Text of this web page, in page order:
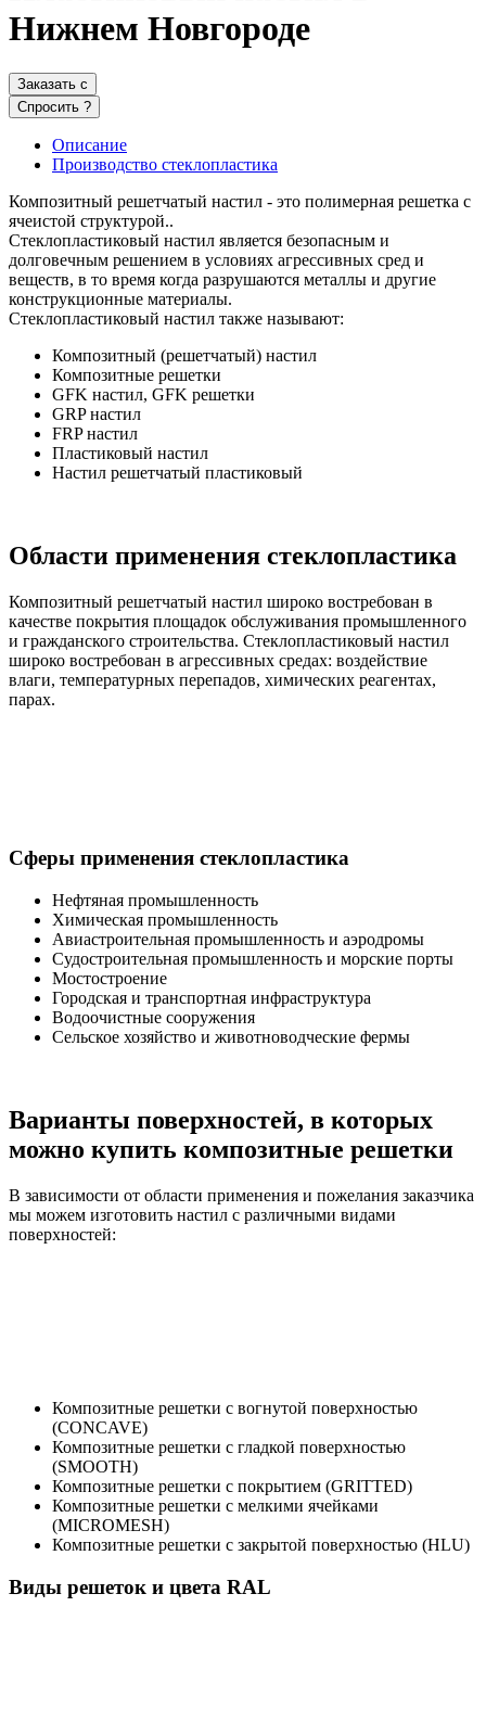
Нижнем Новгороде
Заказать c
Спросить ?
Описание
Производство стеклопластика
Композитный решетчатый настил - это полимерная решетка с
ячеистой структурой..
Стеклопластиковый настил является безопасным и
долговечным решением в условиях агрессивных сред и
веществ, в то время когда разрушаются металлы и другие
конструкционные материалы.
Стеклопластиковый настил также называют:
Композитный (решетчатый) настил
Композитные решетки
GFK настил, GFK решетки
GRP настил
FRP настил
Пластиковый настил
Настил решетчатый пластиковый
Области применения стеклопластика
Композитный решетчатый настил широко востребован в
качестве покрытия площадок обслуживания промышленного
и гражданского строительства. Стеклопластиковый настил
широко востребован в агрессивных средах: воздействие
влаги, температурных перепадов, химических реагентах,
парах.
Сферы применения стеклопластика
Нефтяная промышленность
Химическая промышленность
Авиастроительная промышленность и аэродромы
Судостроительная промышленность и морские порты
Мостостроение
Городская и транспортная инфраструктура
Водоочистные сооружения
Сельское хозяйство и животноводческие фермы
Варианты поверхностей, в которых
можно купить композитные решетки
В зависимости от области применения и пожелания заказчика
мы можем изготовить настил с различными видами
поверхностей:
Композитные решетки с вогнутой поверхностью
(CONCAVE)
Композитные решетки с гладкой поверхностью
(SMOOTH)
Композитные решетки с покрытием (GRITTED)
Композитные решетки с мелкими ячейками
(MICROMESH)
Композитные решетки с закрытой поверхностью (HLU)
Виды решеток и цвета RAL